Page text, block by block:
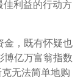
利益的行动方
金，既有怀疑也
博亿万富翁指数
无法简单地购